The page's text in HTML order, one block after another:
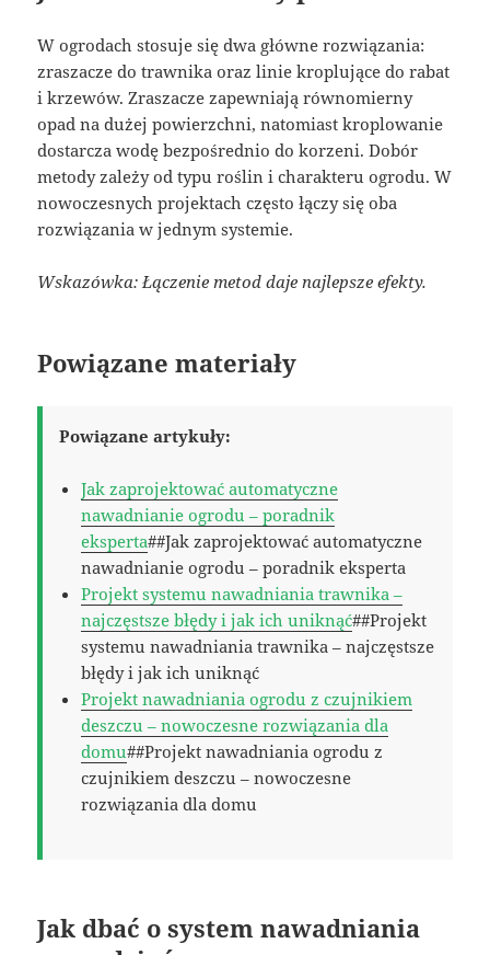
W ogrodach stosuje się dwa główne rozwiązania:
zraszacze do trawnika oraz linie kroplujące do rabat
i krzewów. Zraszacze zapewniają równomierny
opad na dużej powierzchni, natomiast kroplowanie
dostarcza wodę bezpośrednio do korzeni. Dobór
metody zależy od typu roślin i charakteru ogrodu. W
nowoczesnych projektach często łączy się oba
rozwiązania w jednym systemie.
Wskazówka: Łączenie metod daje najlepsze efekty.
Powiązane materiały
Powiązane artykuły:
Jak zaprojektować automatyczne
nawadnianie ogrodu – poradnik
eksperta##Jak zaprojektować automatyczne
nawadnianie ogrodu – poradnik eksperta
Projekt systemu nawadniania trawnika –
najczęstsze błędy i jak ich uniknąć##Projekt
systemu nawadniania trawnika – najczęstsze
błędy i jak ich uniknąć
Projekt nawadniania ogrodu z czujnikiem
deszczu – nowoczesne rozwiązania dla
domu##Projekt nawadniania ogrodu z
czujnikiem deszczu – nowoczesne
rozwiązania dla domu
Jak dbać o system nawadniania